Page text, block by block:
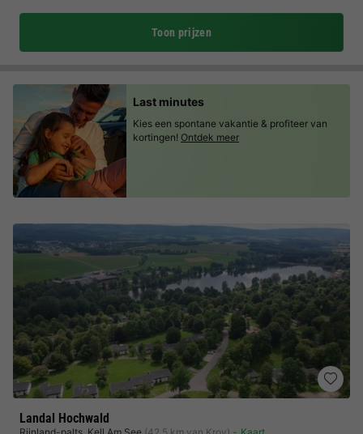
Toon prijzen
Landal Hochwald
Last minutes
Kies een spontane vakantie & profiteer van
kortingen! Ontdek meer